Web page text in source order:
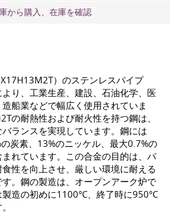
から購入、在庫を確認
）のステンレスパイプ
り、工業生産、建設、石油化学、医
船業などで幅広く使用されていま
の耐熱性および耐火性を持つ鋼は、
ランスを実現しています。鋼には
炭素、13%のニッケル、最大0.7%の
れています。この合金の目的は、パ
性を向上させ、厳しい環境に耐える
。鋼の製造は、オープンアーク炉で
造の初めに1100°C、終了時に950°C